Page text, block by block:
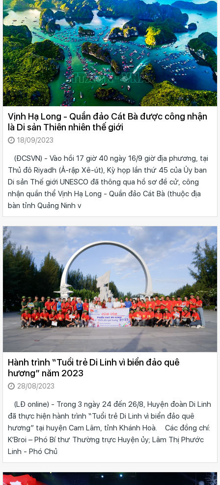
Vịnh Hạ Long - Quần đảo Cát Bà được công nhận
là Di sản Thiên nhiên thế giới
18/09/2023
(ĐCSVN) - Vào hồi 17 giờ 40 ngày 16/9 giờ địa phương, tại
Thủ đô Riyadh (Ả-rập Xê-út), Kỳ họp lần thứ 45 của Ủy ban
Di sản Thế giới UNESCO đã thông qua hồ sơ đề cử, công
nhận quần thể Vịnh Hạ Long - Quần đảo Cát Bà (thuộc địa
bàn tỉnh Quảng Ninh v
Hành trình “Tuổi trẻ Di Linh vì biển đảo quê
hương” năm 2023
28/08/2023
(LĐ online) - Trong 3 ngày 24 đến 26/8, Huyện đoàn Di Linh
đã thực hiện hành trình “Tuổi trẻ Di Linh vì biển đảo quê
hương” tại huyện Cam Lâm, tỉnh Khánh Hoà. Các đồng chí:
K’Broi – Phó Bí thư Thường trực Huyện ủy; Lâm Thị Phước
Linh - Phó Chủ